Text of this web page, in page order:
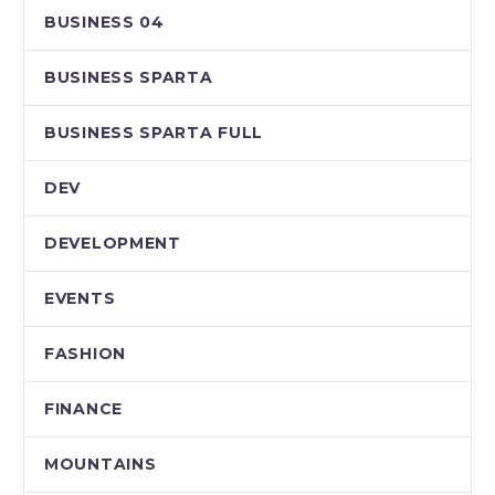
BUSINESS 04
BUSINESS SPARTA
BUSINESS SPARTA FULL
DEV
DEVELOPMENT
EVENTS
FASHION
FINANCE
MOUNTAINS